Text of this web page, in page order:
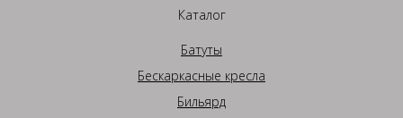
Каталог
Батуты
Бескаркасные кресла
Бильярд